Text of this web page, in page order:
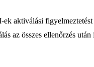
ek aktiválási
az összes ellenőrzés